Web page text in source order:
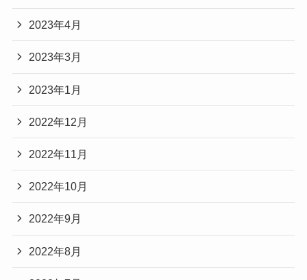
2023年4月
2023年3月
2023年1月
2022年12月
2022年11月
2022年10月
2022年9月
2022年8月